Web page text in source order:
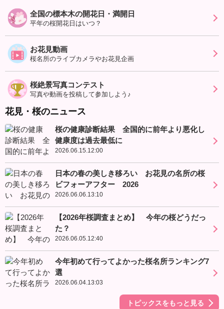
全国の標本木の開花日・満開日
平年の桜開花日はいつ？
お花見動画
桜名所のライブカメラやお花見企画
桜絶景写真コンテスト
写真や動画を投稿して参加しよう♪
花見・桜のニュース
桜の健康診断結果 全国的に前年より悪化し
健康度は過去最低に
2026.06.15.12:00
日本の春の美しき移ろい お花見の名所の桜
ビフォーアフター 2026
2026.06.06.13:10
【2026年桜調査まとめ】 今年の桜どうだっ
た？
2026.06.05.12:40
今年初めて行ってよかった桜名所ランキング7
選
2026.06.04.13:03
トピックスをもっと見る